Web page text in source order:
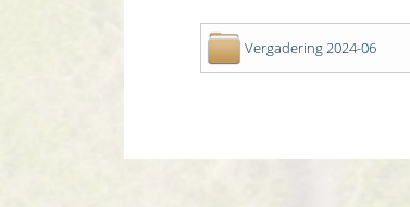
Vergadering 2024-06